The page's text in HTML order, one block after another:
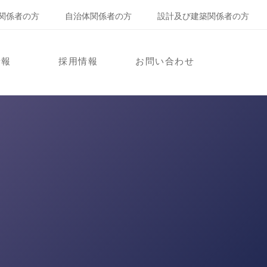
係者の方 自治体関係者の方 設計及び建築関係者の方
採用情報 お問い合わせ